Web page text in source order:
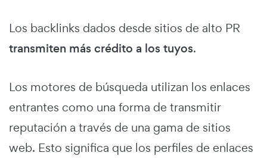
Los backlinks dados desde sitios de alto PR
transmiten más crédito a los tuyos.
Los motores de búsqueda utilizan los enlaces
entrantes como una forma de transmitir
reputación a través de una gama de sitios
web. Esto significa que los perfiles de enlaces